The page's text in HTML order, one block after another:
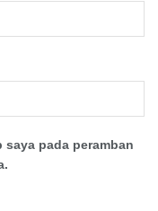
saya pada peramban